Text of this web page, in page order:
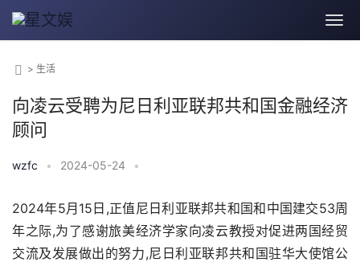
> 生活
向凌云受聘为尼日利亚联邦共和国金融经济
顾问
wzfc • 2024-05-24 •
2024年5月15日,正值尼日利亚联邦共和国和中国建交53周
年之际,为了感谢旅美经济学家向凌云教授对促进两国经贸
交流及发展做出的努力,尼日利亚联邦共和国驻华大使馆公